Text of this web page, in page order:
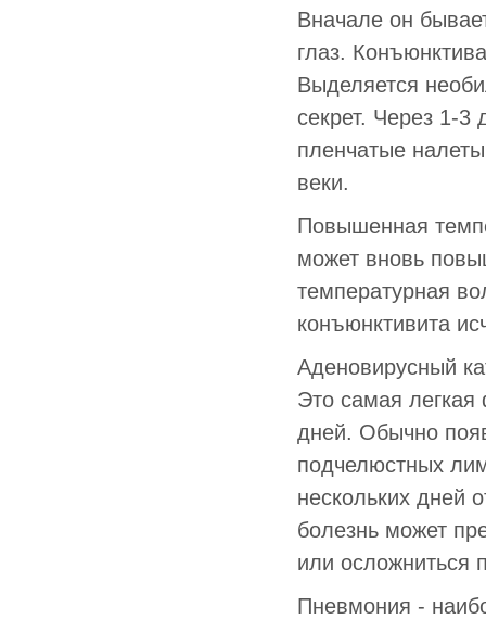
Вначале он
глаз.
Выделяется
секрет. Через 1-3
пленчатые
веки.
Повышенная
может вновь
температурная
конъюнктивита
Аденовирусный
Это самая
дней. Обычно
подчелюстных
нескольких дней
болезнь может
или осложниться
Пневмония -